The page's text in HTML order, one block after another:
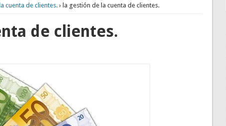
cuenta de clientes.› la gestión de la cuenta de clientes.
de clientes.